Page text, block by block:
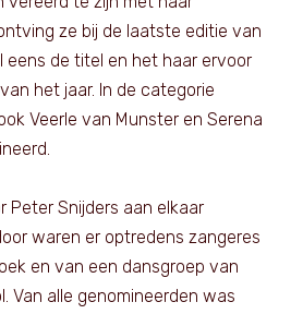
ze bij de laatste editie van
eens de titel en het haar ervoor
het jaar. In de categorie
Veerle van Munster en Serena
Peter Snijders aan elkaar
waren er optredens zangeres
en van een dansgroep van
Van alle genomineerden was